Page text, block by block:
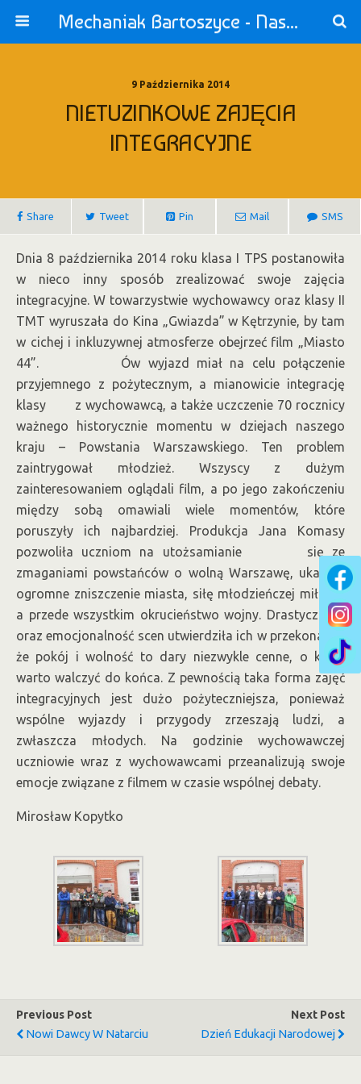
Mechaniak Bartoszyce - Nasza Szkoła jest OK!
9 Października 2014
NIETUZINKOWE ZAJĘCIA
INTEGRACYJNE
Share Tweet Pin Mail SMS
Dnia 8 października 2014 roku klasa I TPS postanowiła
w nieco inny sposób zrealizować swoje zajęcia
integracyjne. W towarzystwie wychowawcy oraz klasy II
TMT wyruszała do Kina „Gwiazda” w Kętrzynie, by tam
w cichej i inkluzywnej atmosferze obejrzeć film „Miasto
44”. Ów wyjazd miał na celu połączenie
przyjemnego z pożytecznym, a mianowicie integrację
klasy z wychowawcą, a także uczczenie 70 rocznicy
ważnego historycznie momentu w dziejach naszego
kraju – Powstania Warszawskiego. Ten problem
zaintrygował młodzież. Wszyscy z dużym
zainteresowaniem oglądali film, a po jego zakończeniu
między sobą omawiali wiele momentów, które
poruszyły ich najbardziej. Produkcja Jana Komasy
pozwoliła uczniom na utożsamianie się ze
zmaganiami powstańców o wolną Warszawę, ukazała
ogromne zniszczenie miasta, siłę młodzieńczej miłości,
a przede wszystkim okrucieństwo wojny. Drastyczność
oraz emocjonalność scen utwierdziła ich w przekonaniu,
że pokój i wolność to dary niezwykle cenne, o które
warto walczyć do końca. Z pewnością taka forma zajęć
integracyjnych jest dużo pożyteczniejsza, ponieważ
wspólne wyjazdy i przygody zrzeszają ludzi, a
zwłaszcza młodych. Na godzinie wychowawczej
uczniowie wraz z wychowawcami przeanalizują swoje
emocje związane z filmem w czasie wspólnej debaty.
Mirosław Kopytko
Previous Post
Nowi Dawcy W Natarciu
Next Post
Dzień Edukacji Narodowej